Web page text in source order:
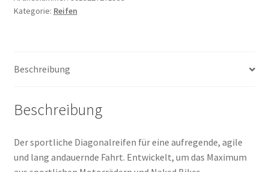
Kategorie: Reifen
Beschreibung
Beschreibung
Der sportliche Diagonalreifen für eine aufregende, agile
und lang andauernde Fahrt. Entwickelt, um das Maximum